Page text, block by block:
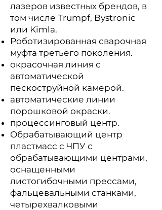
лазеров известных брендов, в
том числе Trumpf, Bystronic
или Kimla.
Роботизированная сварочная
муфта третьего поколения.
окрасочная линия с
автоматической
пескоструйной камерой.
автоматические линии
порошковой окраски.
процессинговый центр.
Обрабатывающий центр
пластмасс с ЧПУ с
обрабатывающими центрами,
оснащенными
листогибочными прессами,
фальцевальными станками,
четырехвалковыми